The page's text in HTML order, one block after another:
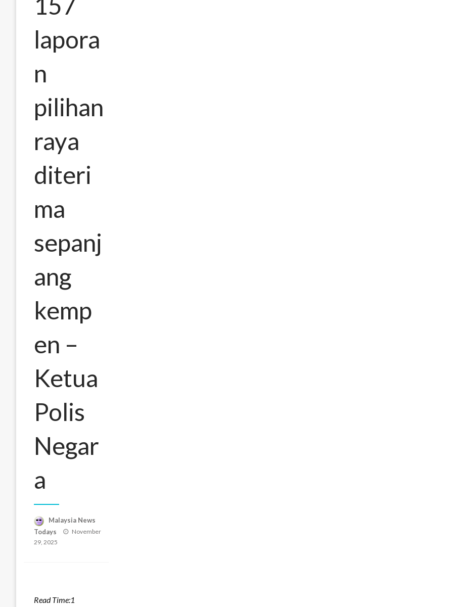
lapora
n
pilihan
raya
diteri
ma
sepanj
ang
kemp
en –
Ketua
Polis
Negar
a
Malaysia News
Todays
Posted
November
29, 2025
Read Time:1